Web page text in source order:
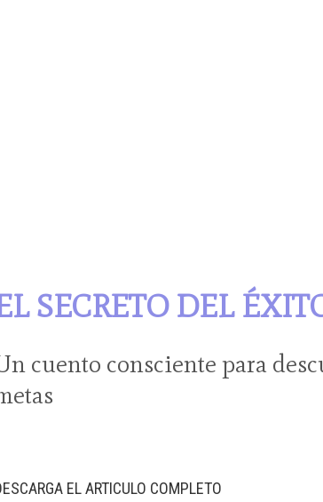
SECRETO DEL
cuento consciente para
EL ARTICULO COMPLETO